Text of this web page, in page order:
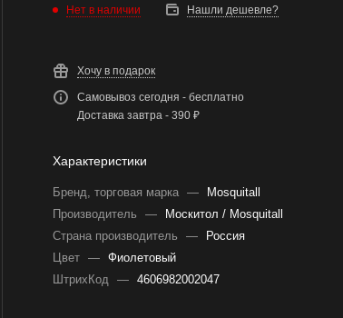
Нет в наличии Нашли дешевле?
Хочу в подарок
Самовывоз сегодня - бесплатно
Доставка завтра - 390 ₽
Характеристики
Бренд, торговая марка —
Mosquitall
Производитель
—
Москитол / Mosquitall
Страна производитель
—
Россия
Цвет — Фиолетовый
ШтрихКод — 4606982002047